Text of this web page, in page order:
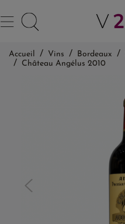
Accueil Vins Bordeaux
Château Angélus 2010